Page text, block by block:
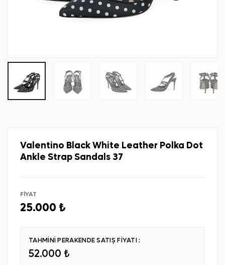
Valentino Black White Leather Polka Dot
Ankle Strap Sandals 37
FİYAT
25.000 ₺
TAHMİNİ PERAKENDE SATIŞ FİYATI :
52.000 ₺